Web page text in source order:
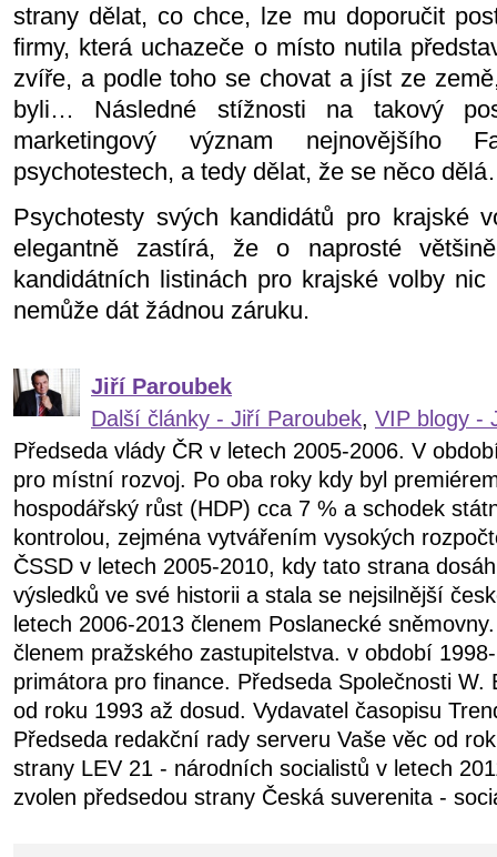
strany dělat, co chce, lze mu doporučit
firmy, která uchazeče o místo nutila
zvíře, a podle toho se chovat a jíst ze
byli… Následné stížnosti na takový
marketingový význam nejnovějšího
psychotestech, a tedy dělat, že se něco
Psychotesty svých kandidátů pro krajské
elegantně zastírá, že o naprosté
kandidátních listinách pro krajské volby
nemůže dát žádnou záruku.
Jiří Paroubek
Další články - Jiří Paroubek, VIP blogy -
Předseda vlády ČR v letech 2005-2006. V
pro místní rozvoj. Po oba roky kdy byl
hospodářský růst (HDP) cca 7 % a schodek
kontrolou, zejména vytvářením vysokých
ČSSD v letech 2005-2010, kdy tato strana
výsledků ve své historii a stala se nejsilnější
letech 2006-2013 členem Poslanecké
členem pražského zastupitelstva. v období
primátora pro finance. Předseda Společnosti W.
od roku 1993 až dosud. Vydavatel časopisu
Předseda redakční rady serveru Vaše věc od
strany LEV 21 - národních socialistů v letech
zvolen předsedou strany Česká suverenita -